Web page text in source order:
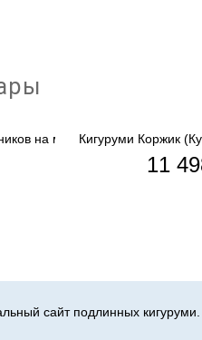
на монстров...Кигуруми Коржик
11
сайт подлинных